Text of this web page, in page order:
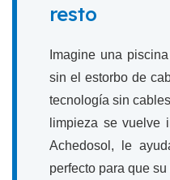
resto
Imagine una
sin el estorbo de
tecnología sin
limpieza se vuelve
Achedosol, le
perfecto para que